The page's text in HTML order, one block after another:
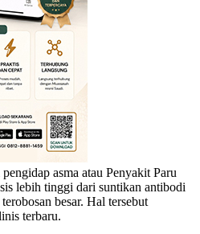
asma atau Penyakit Paru
lebih tinggi dari suntikan antibodi
besar. Hal tersebut
terbaru.